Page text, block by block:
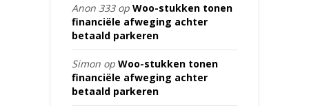
Anon 333op Woo-stukken tonen
financiële afweging achter
betaald parkeren
Simon op Woo-stukken tonen
financiële afweging achter
betaald parkeren